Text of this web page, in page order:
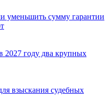
уменьшить сумму гарантии
2027 году два крупных
взыскания судебных